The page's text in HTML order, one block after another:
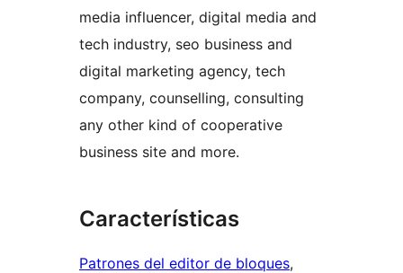
media influencer, digital media and
tech industry, seo business and
digital marketing agency, tech
company, counselling, consulting
any other kind of cooperative
business site and more.
Características
Patrones del editor de bloques